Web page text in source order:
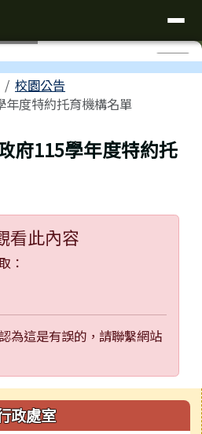
⏸
校園公告
度特約托育機構名單
府115學年度特約托
看此內容
：
為這是有誤的，請聯繫網站
政處室